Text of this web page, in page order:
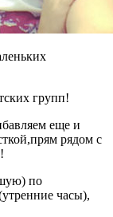
групп!
еще и
рядом с
по
часы),